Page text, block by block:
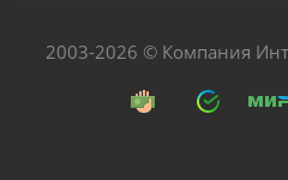
2003-2026 © Компания